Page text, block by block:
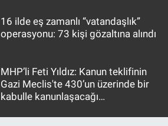
16 ilde eş zamanlı “vatandaşlık”
operasyonu: 73 kişi gözaltına alındı
MHP’li Feti Yıldız: Kanun teklifinin
Gazi Meclis'te 430’un üzerinde bir
kabulle kanunlaşacağı